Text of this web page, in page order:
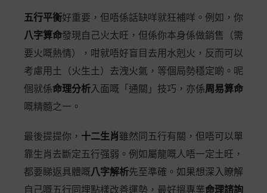
五行平衡好重要，但唔係話缺咩就狂補咩。例如，你
八字算命發現自己火太旺，但係你本身係做銷售（需
要火嘅熱情），咁就唔好盲目去用水剋火，反而可以
考慮用土（火生土）去洩火氣，等個局勢穩定啲。呢
個就係命理分析入面嘅「通關」技巧，亦係周易算命
嘅精髓之一。
最後提提你， 十二生肖雖然同五行有關，但唔可以單
靠生肖去斷定五行强弱。例如屬龍嘅人唔一定土旺，
都要睇返具體嘅八字解析先至準確。如果想深入瞭解
自己嘅五行同埋點樣改善運勢，最好搵專業命理諮詢